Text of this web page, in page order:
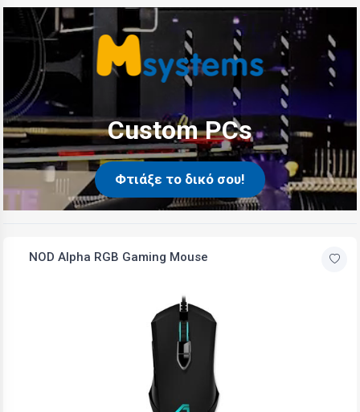
Custom PCs
Φτιάξε το δικό σου!
NOD Alpha RGB Gaming Mouse